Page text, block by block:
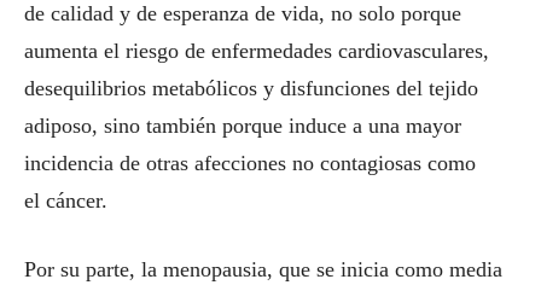
de calidad y de esperanza de vida, no solo porque
aumenta el riesgo de enfermedades cardiovasculares,
desequilibrios metabólicos y disfunciones del tejido
adiposo, sino también porque induce a una mayor
incidencia de otras afecciones no contagiosas como
el cáncer.
Por su parte, la menopausia, que se inicia como media